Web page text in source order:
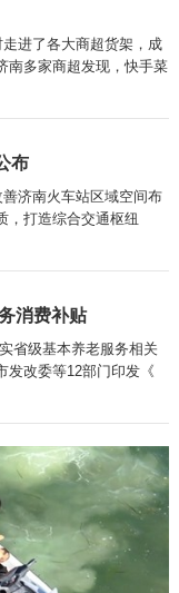
进了各大商超货架，成
南多家商超发现，快手菜
布
济南火车站区域空间布
，打造综合交通枢纽
消费补贴
省级基本养老服务相关
发改委等12部门印发《